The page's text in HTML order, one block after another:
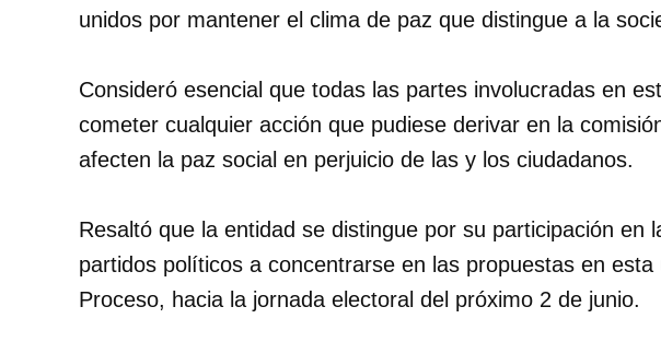
unidos por mantener el clima de paz que distingue a la
Consideró esencial que todas las partes involucradas en
cometer cualquier acción que pudiese derivar en la
afecten la paz social en perjuicio de las y los ciudadanos.
Resaltó que la entidad se distingue por su participación en
partidos políticos a concentrarse en las propuestas en esta
Proceso, hacia la jornada electoral del próximo 2 de junio.